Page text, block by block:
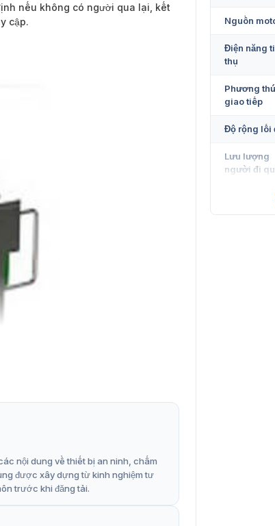
nếu không có người qua lại, kết
cập.
nội dung về thiết bị an ninh, chấm
được xây dựng từ kinh nghiệm tư
trước khi đăng tải.
Nguồn
Điện năng
thụ
Phương
giao tiếp
Độ rộng lối
Lưu lượng
người đi